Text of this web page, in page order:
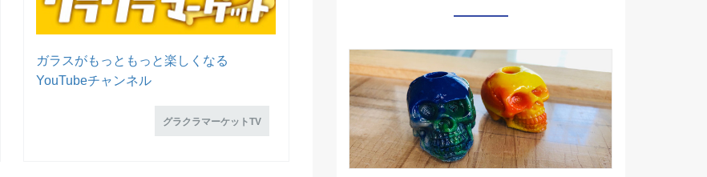
ガラスがもっともっと楽しくなる
YouTubeチャンネル
グラクラマーケットTV